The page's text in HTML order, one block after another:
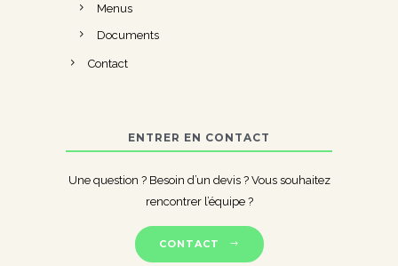
Menus
Documents
Contact
ENTRER EN CONTACT
Une question ? Besoin d’un devis ? Vous souhaitez
rencontrer l’équipe ?
CONTACT